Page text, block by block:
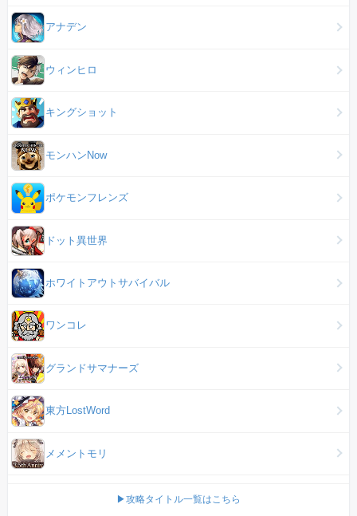
アナデン
ウィンヒロ
キングショット
モンハンNow
ポケモンフレンズ
ドット異世界
ホワイトアウトサバイバル
ワンコレ
グランドサマナーズ
東方LostWord
メメントモリ
▶攻略タイトル一覧はこちら